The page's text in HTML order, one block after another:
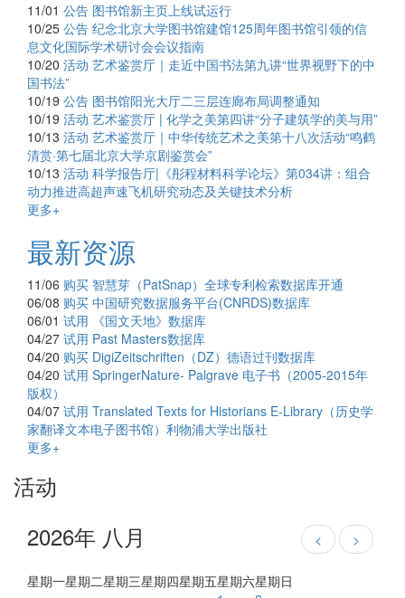
11/01 公告 图书馆新主页上线试运行
10/25 公告 纪念北京大学图书馆建馆125周年图书馆引领的信
息文化国际学术研讨会会议指南
10/20 活动 艺术鉴赏厅｜走近中国书法第九讲“世界视野下的中
国书法”
10/19 公告 图书馆阳光大厅二三层连廊布局调整通知
10/19 活动 艺术鉴赏厅 | 化学之美第四讲“分子建筑学的美与用”
10/13 活动 艺术鉴赏厅｜中华传统艺术之美第十八次活动“鸣鹤
清赏·第七届北京大学京剧鉴赏会”
10/13 活动 科学报告厅|《彤程材料科学论坛》第034讲：组合
动力推进高超声速飞机研究动态及关键技术分析
更多+
最新资源
11/06 购买 智慧芽（PatSnap）全球专利检索数据库开通
06/08 购买 中国研究数据服务平台(CNRDS)数据库
06/01 试用
《国文天地》数据库
04/27 试用 Past Masters数据库
04/20 购买 DigiZeitschriften（DZ）德语过刊数据库
04/20 试用 SpringerNature- Palgrave 电子书（2005-2015年
版权）
04/07 试用 Translated Texts for Historians E-Library（历史学
家翻译文本电子图书馆）利物浦大学出版社
更多+
活动
2026年 八月
< >
星期一星期二星期三星期四星期五星期六星期日